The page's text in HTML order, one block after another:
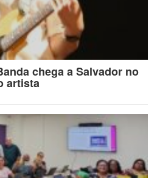
chega a Salvador no
artista